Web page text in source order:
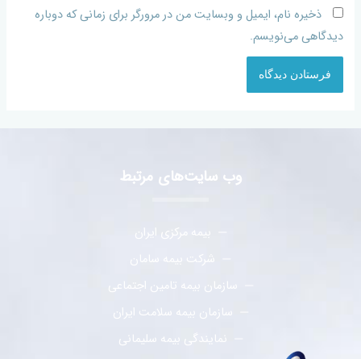
ذخیره نام، ایمیل و وبسایت من در مرورگر برای زمانی که دوباره
دیدگاهی می‌نویسم.
وب سایت‌های مرتبط
بیمه مرکزی ایران
شرکت بیمه سامان
سازمان بیمه تامین اجتماعی
سازمان بیمه سلامت ایران
نمایندگی بیمه سلیمانی